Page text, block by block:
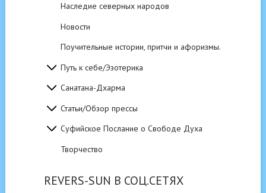
Наследие северных народов
Новости
Поучительные истории, притчи и афоризмы.
Путь к себе/Эзотерика
Санатана-Дхарма
Статьи/Обзор прессы
Суфийское Послание о Свободе Духа
Творчество
REVERS-SUN В СОЦ.СЕТЯХ